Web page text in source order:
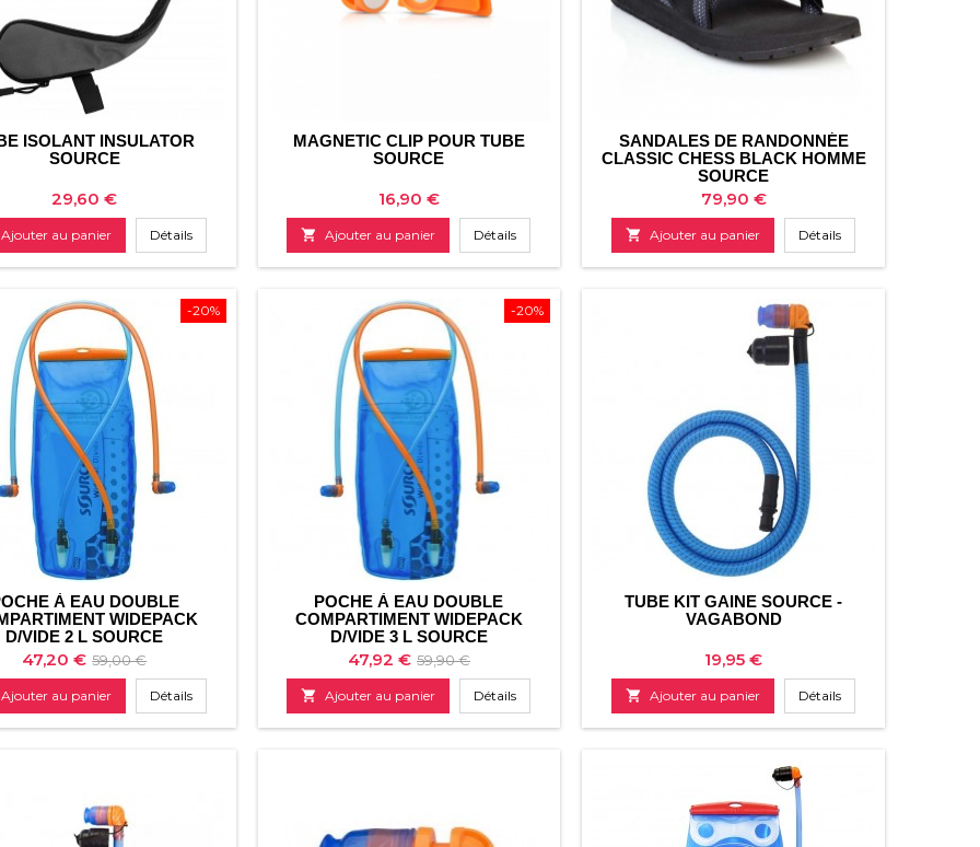
ISOLANT INSULATOR
SOURCE
Prix
29,60 €
Ajouter au panier Détails
MAGNETIC CLIP POUR TUBE
SOURCE
Prix
16,90 €
 Ajouter au panier Détails
SANDALES DE RANDONNÉE
CLASSIC CHESS BLACK HOMME
SOURCE
Prix
79,90 €
 Ajouter au panier Détails
-20%
À EAU DOUBLE
WIDEPACK
D/VIDE 2 L SOURCE
Prix
47,20 € Prix
de
base
59,00 €
Ajouter au panier Détails
-20%
POCHE À EAU DOUBLE
COMPARTIMENT WIDEPACK
D/VIDE 3 L SOURCE
Prix
47,92 € Prix
de
base
59,90 €
 Ajouter au panier Détails
TUBE KIT GAINE SOURCE -
VAGABOND
Prix
19,95 €
 Ajouter au panier Détails